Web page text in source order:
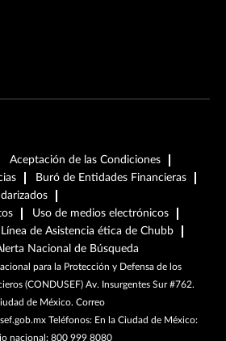
Aceptación de las Condiciones
Buró de Entidades Financieras
Uso de medios electrónicos
Línea de Asistencia ética de Chubb
Nacional de Búsqueda
para la Protección y Defensa de los
(CONDUSEF) Av. Insurgentes Sur #762.
de México. Correo
Teléfonos: En la Ciudad de México:
nacional: 800 999 8080